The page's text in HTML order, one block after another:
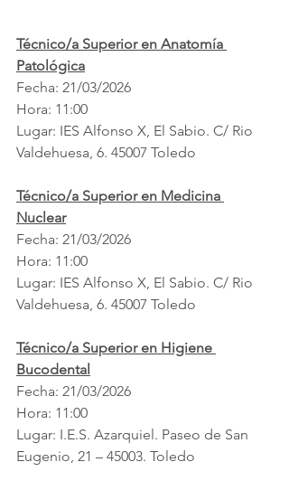
Técnico/a Superior en Anatomía
Patológica
Fecha: 21/03/2026
Hora: 11:00
Lugar: IES Alfonso X, El Sabio. C/ Rio
Valdehuesa, 6. 45007 Toledo
Técnico/a Superior en Medicina
Nuclear
Fecha: 21/03/2026
Hora: 11:00
Lugar: IES Alfonso X, El Sabio. C/ Rio
Valdehuesa, 6. 45007 Toledo
Técnico/a Superior en Higiene
Bucodental
Fecha: 21/03/2026
Hora: 11:00
Lugar: I.E.S. Azarquiel. Paseo de San
Eugenio, 21 – 45003. Toledo